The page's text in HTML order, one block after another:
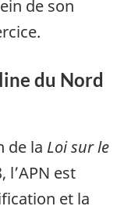
de son
du Nord
de la Loi sur le
l’APN est
et la